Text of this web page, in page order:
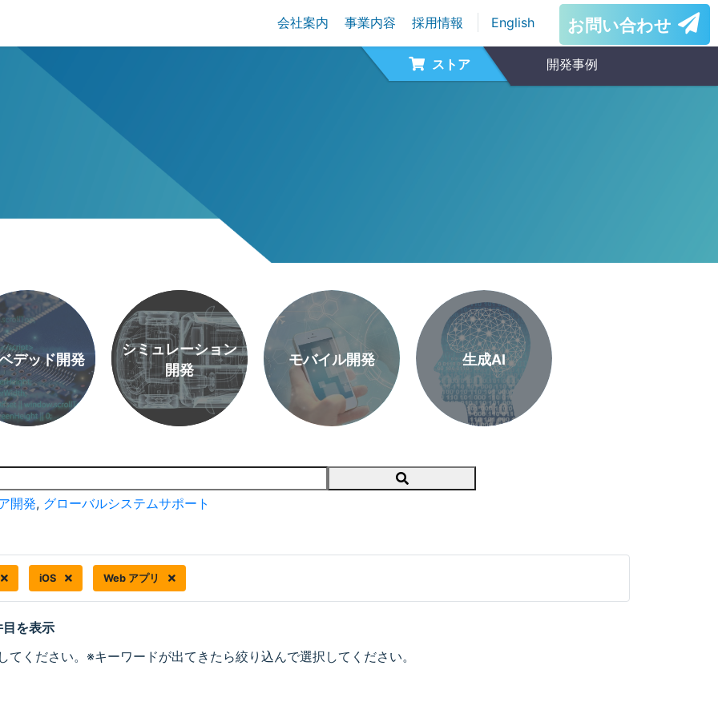
会社案内 事業内容 採用情報 English お問い合わせ
ストア 開発事例
デッド開発
シミュレーション
開発
モバイル開発 生成AI
Search
開発, グローバルシステムサポート
iOS Web アプリ
を表示
てください。※キーワードが出てきたら絞り込んで選択してください。